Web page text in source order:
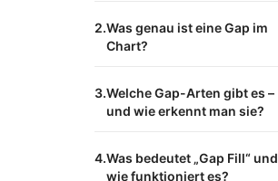
Was genau ist eine Gap im
Chart?
Welche Gap-Arten gibt es –
und wie erkennt man sie?
Was bedeutet „Gap Fill“ und
wie funktioniert es?